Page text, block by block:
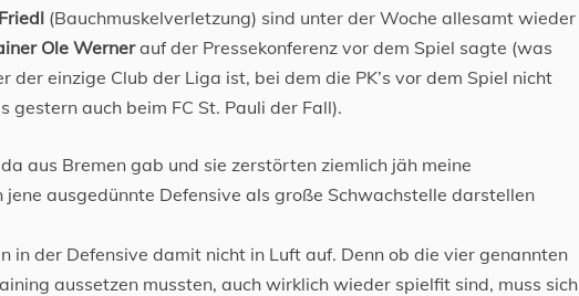
(Bauchmuskelverletzung) sind unter der Woche allesamt wieder
Ole Wernerauf der Pressekonferenz vor dem Spiel sagte (was
der einzige Club der Liga ist, bei dem die PK’s vor dem Spiel nicht
auch beim FC St. Pauli der Fall).
aus Bremen gab und sie zerstörten ziemlich jäh meine
ausgedünnte Defensive als große Schwachstelle darstellen
in der Defensive damit nicht in Luft auf. Denn ob die vier genannten
aussetzen mussten, auch wirklich wieder spielfit sind, muss sich